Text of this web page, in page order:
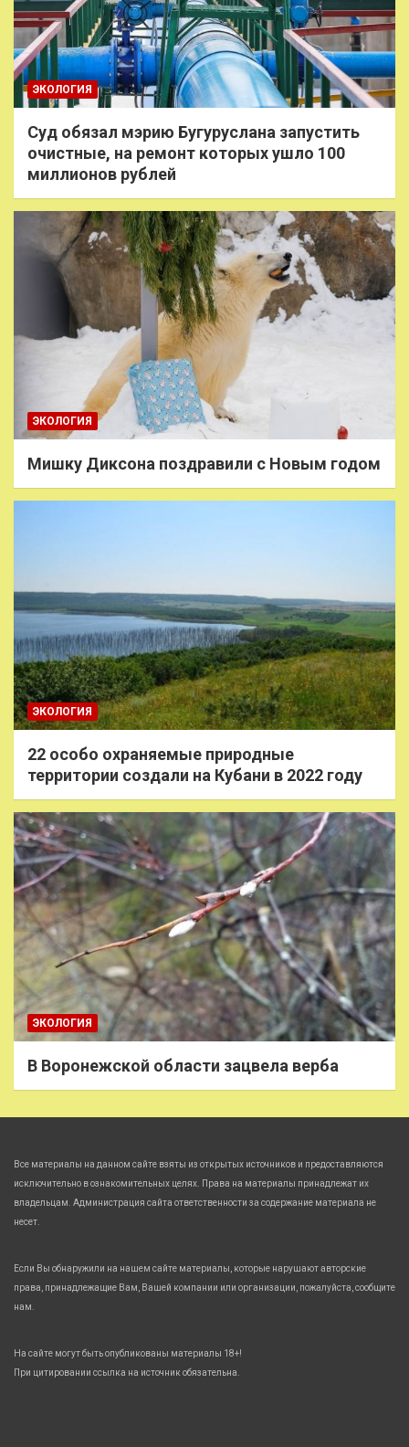
ЭКОЛОГИЯ
Суд обязал мэрию Бугуруслана запустить
очистные, на ремонт которых ушло 100
миллионов рублей
ЭКОЛОГИЯ
Мишку Диксона поздравили с Новым годом
ЭКОЛОГИЯ
22 особо охраняемые природные
территории создали на Кубани в 2022 году
ЭКОЛОГИЯ
В Воронежской области зацвела верба
Все материалы на данном сайте взяты из открытых источников и предоставляются
исключительно в ознакомительных целях. Права на материалы принадлежат их
владельцам. Администрация сайта ответственности за содержание материала не
несет.
Если Вы обнаружили на нашем сайте материалы, которые нарушают авторские
права, принадлежащие Вам, Вашей компании или организации, пожалуйста, сообщите
нам.
На сайте могут быть опубликованы материалы 18+!
При цитировании ссылка на источник обязательна.